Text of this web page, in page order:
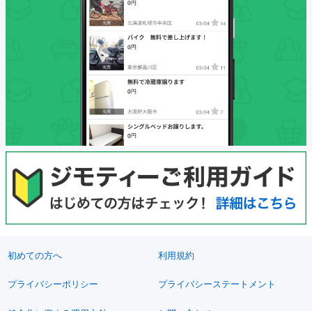
初めての方へ 利用規約
プライバシーポリシー プライバシーステートメント